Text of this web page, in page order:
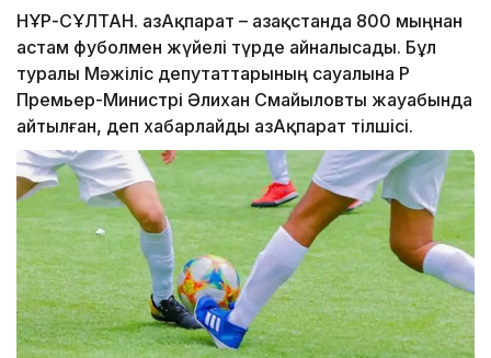
НҰР-СҰЛТАН. ҚазАқпарат – Қазақстанда 800 мыңнан
астам фуболмен жүйелі түрде айналысады. Бұл
туралы Мәжіліс депутаттарының сауалына ҚР
Премьер-Министрі Әлихан Смайыловты жауабында
айтылған, деп хабарлайды ҚазАқпарат тілшісі.